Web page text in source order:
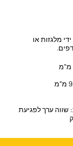
מלגזות או
שווה ערך לפגיעת